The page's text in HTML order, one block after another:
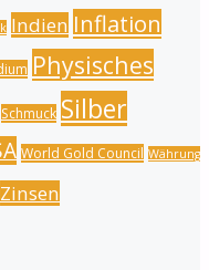
Indien Inflation
Physisches
Schmuck Silber
World Gold Council Währung
Zinsen